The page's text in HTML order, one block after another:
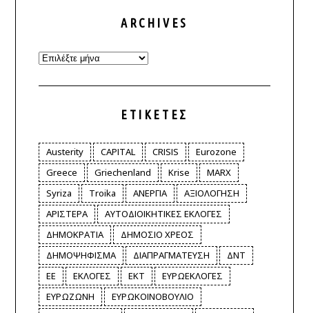
ARCHIVES
Archives
ΕΤΙΚΈΤΕΣ
Austerity CAPITAL CRISIS
Eurozone
Greece
Griechenland Krise
MARX
Syriza
Troika ΑΝΕΡΓΙΑ
ΑΞΙΟΛΟΓΗΣΗ
ΑΡΙΣΤΕΡΑ
ΑΥΤΟΔΙΟΙΚΗΤΙΚΕΣ ΕΚΛΟΓΕΣ
ΔΗΜΟΚΡΑΤΙΑ
ΔΗΜΟΣΙΟ ΧΡΕΟΣ
ΔΗΜΟΨΗΦΙΣΜΑ
ΔΙΑΠΡΑΓΜΑΤΕΥΣΗ
ΔΝΤ
ΕΕ
ΕΚΛΟΓΕΣ ΕΚΤ
ΕΥΡΩΕΚΛΟΓΕΣ
ΕΥΡΩΖΩΝΗ
ΕΥΡΩΚΟΙΝΟΒΟΥΛΙΟ